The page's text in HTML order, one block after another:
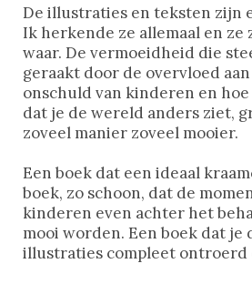
De illustraties en teksten zijn
Ik herkende ze allemaal en ze
waar. De vermoeidheid die
geraakt door de overvloed
onschuld van kinderen en
dat je de wereld anders ziet,
zoveel manier zoveel mooier.
Een boek dat een ideaal
boek, zo schoon, dat de
kinderen even achter het
mooi worden. Een boek dat je
illustraties compleet ontroerd